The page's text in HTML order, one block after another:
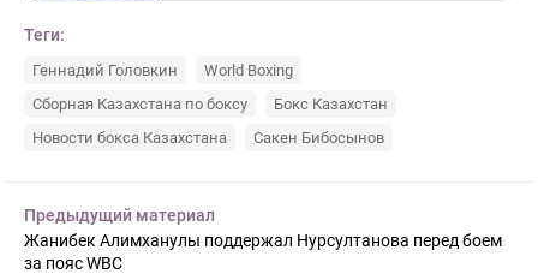
Теги:
Геннадий Головкин
World Boxing
Сборная Казахстана по боксу
Бокс Казахстан
Новости бокса Казахстана
Сакен Бибосынов
Предыдущий материал
Жанибек Алимханулы поддержал Нурсултанова перед боем
за пояс WBC